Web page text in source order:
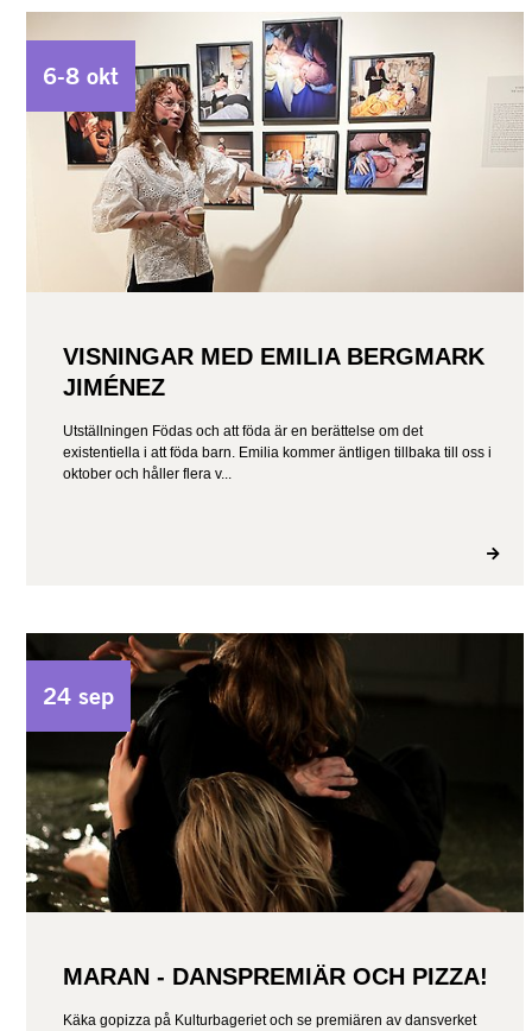
6-8 okt
VISNINGAR MED EMILIA BERGMARK
JIMÉNEZ
Utställningen Födas och att föda är en berättelse om det
existentiella i att föda barn. Emilia kommer äntligen tillbaka till oss i
oktober och håller flera v...
24 sep
MARAN - DANSPREMIÄR OCH PIZZA!
Käka gopizza på Kulturbageriet och se premiären av dansverket